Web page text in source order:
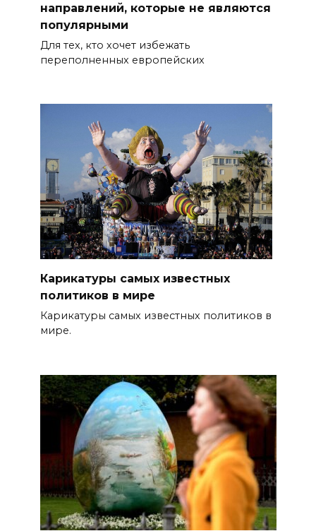
направлений, которые не являются
популярными
Для тех, кто хочет избежать
переполненных европейских
Карикатуры самых известных
политиков в мире
Карикатуры самых известных политиков в
мире.